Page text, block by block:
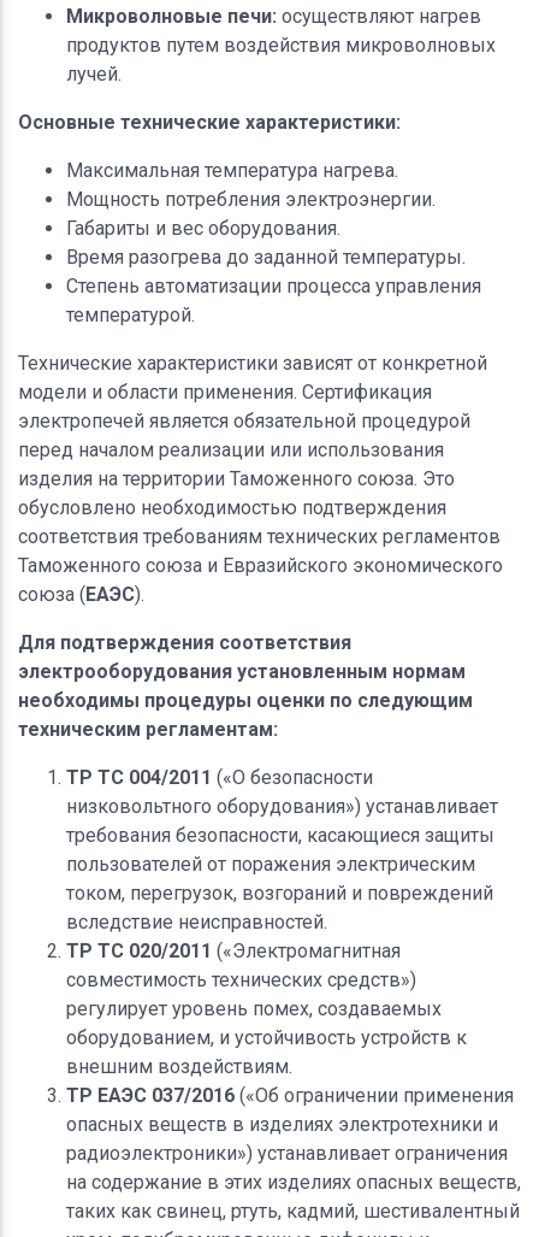
Микроволновые печи: осуществляют нагрев
продуктов путем воздействия микроволновых
лучей.
Основные технические характеристики:
Максимальная температура нагрева.
Мощность потребления электроэнергии.
Габариты и вес оборудования.
Время разогрева до заданной температуры.
Степень автоматизации процесса управления
температурой.
Технические характеристики зависят от конкретной
модели и области применения. Сертификация
электропечей является обязательной процедурой
перед началом реализации или использования
изделия на территории Таможенного союза. Это
обусловлено необходимостью подтверждения
соответствия требованиям технических регламентов
Таможенного союза и Евразийского экономического
союза (ЕАЭС).
Для подтверждения соответствия
электрооборудования установленным нормам
необходимы процедуры оценки по следующим
техническим регламентам:
ТР ТС 004/2011 («О безопасности
низковольтного оборудования») устанавливает
требования безопасности, касающиеся защиты
пользователей от поражения электрическим
током, перегрузок, возгораний и повреждений
вследствие неисправностей.
ТР ТС 020/2011 («Электромагнитная
совместимость технических средств»)
регулирует уровень помех, создаваемых
оборудованием, и устойчивость устройств к
внешним воздействиям.
ТР ЕАЭС 037/2016 («Об ограничении применения
опасных веществ в изделиях электротехники и
радиоэлектроники») устанавливает ограничения
на содержание в этих изделиях опасных веществ,
таких как свинец, ртуть, кадмий, шестивалентный